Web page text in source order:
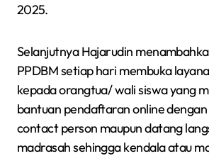
2025.
Selanjutnya Hajarudin
PPDBM setiap hari membuka
kepada orangtua/ wali siswa yang
bantuan pendaftaran online
contact person maupun datang
madrasah sehingga kendala atau